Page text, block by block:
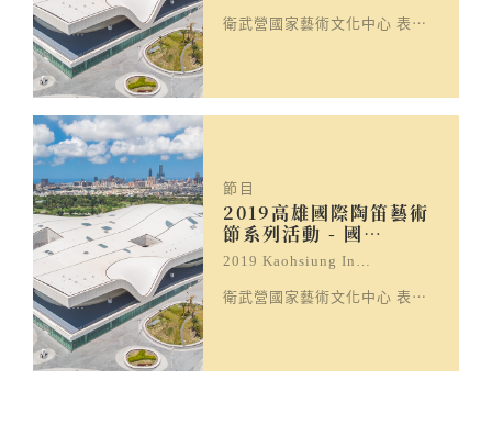
衛武營國家藝術文化中心 表演廳
節目
2019高雄國際陶笛藝術
節系列活動 - 國…
2019 Kaohsiung In…
衛武營國家藝術文化中心 表演廳